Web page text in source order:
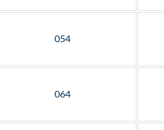
054
064